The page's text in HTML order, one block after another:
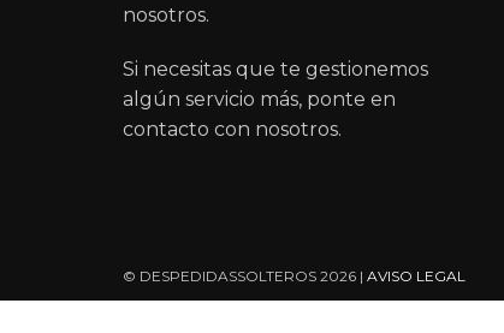
nosotros.
Si necesitas que te gestionemos
algún servicio más, ponte en
contacto con nosotros.
© DESPEDIDASSOLTEROS 2026 | AVISO LEGAL